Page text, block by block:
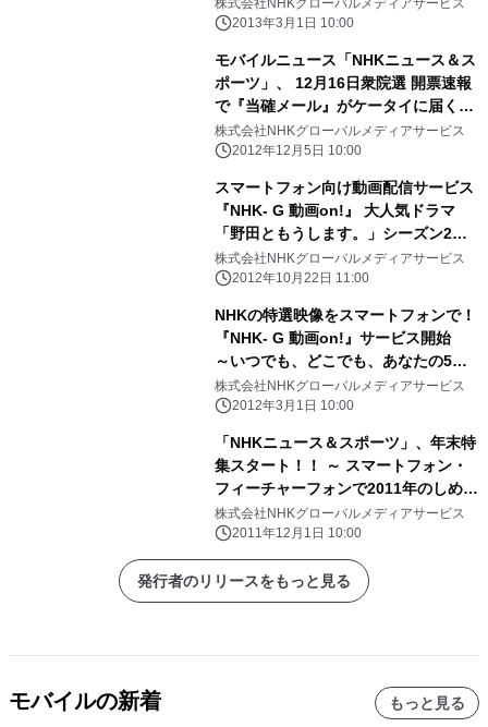
株式会社NHKグローバルメディアサービス
2013年3月1日 10:00
モバイルニュース「NHKニュース＆ス
ポーツ」、 12月16日衆院選 開票速報
で『当確メール』がケータイに届くサ
ービス実施
株式会社NHKグローバルメディアサービス
2012年12月5日 10:00
スマートフォン向け動画配信サービス
『NHK- G 動画on!』 大人気ドラマ
「野田ともうします。」シーズン2
配信開始！！
株式会社NHKグローバルメディアサービス
2012年10月22日 11:00
NHKの特選映像をスマートフォンで！
『NHK- G 動画on!』サービス開始
～いつでも、どこでも、あなたの5分
を有効活用！～
株式会社NHKグローバルメディアサービス
2012年3月1日 10:00
「NHKニュース＆スポーツ」、年末特
集スタート！！ ～ スマートフォン・
フィーチャーフォンで2011年のしめく
くり ～
株式会社NHKグローバルメディアサービス
2011年12月1日 10:00
発行者のリリースをもっと見る
モバイルの新着 もっと見る